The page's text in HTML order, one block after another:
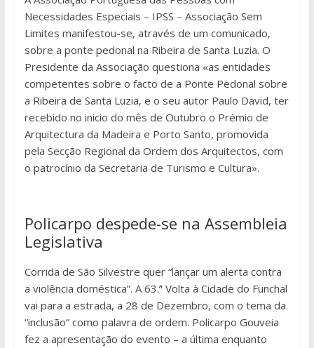
Necessidades Especiais – IPSS – Associação Sem
Limites manifestou-se, através de um comunicado,
sobre a ponte pedonal na Ribeira de Santa Luzia. O
Presidente da Associação questiona «as entidades
competentes sobre o facto de a Ponte Pedonal sobre
a Ribeira de Santa Luzia, e o seu autor Paulo David, ter
recebido no inicio do mês de Outubro o Prémio de
Arquitectura da Madeira e Porto Santo, promovida
pela Secção Regional da Ordem dos Arquitectos, com
o patrocínio da Secretaria de Turismo e Cultura».
Policarpo despede-se na Assembleia
Legislativa
Corrida de São Silvestre quer “lançar um alerta contra
a violência doméstica”. A 63.ª Volta à Cidade do Funchal
vai para a estrada, a 28 de Dezembro, com o tema da
“inclusão” como palavra de ordem. Policarpo Gouveia
fez a apresentação do evento – a última enquanto